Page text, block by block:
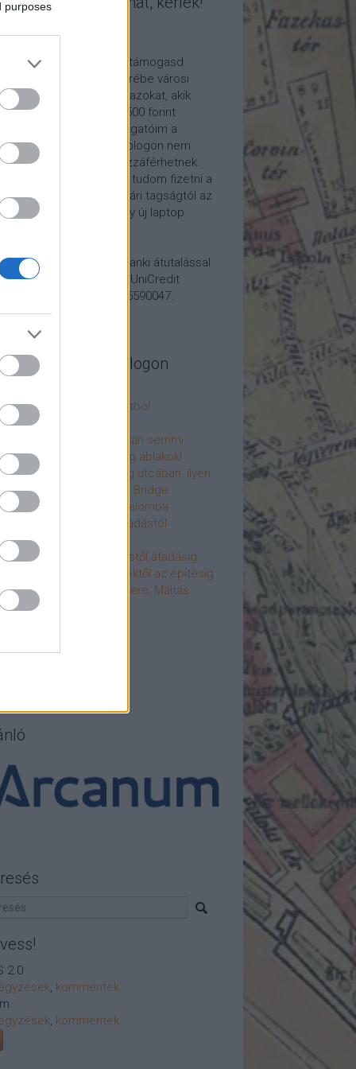
purposes
tetszik a blogom, kérlek támogasd
anyagilag is! Cserébe városi
hívom meg időnként azokat, akik
havi 5 euró vagy 2500 forint
küldenek. Támogatóim a
on exkluzív, a blogon nem
tartalmakhoz is hozzáférhetnek.
segítségével tudom fizetni a
költségeit a könyvtári tagságtól az
előfizetésen át egy új laptop
egyszerű banki átutalással
Papp Géza, UniCredit
10918001-00000022-65590047.
Fővárosi Blog
cikkek a blogon
fogorvosi rendelő a múltból
a 4-es metrón
tervezik, megígérik, aztán semmi
újjászülettek az ólomüveg ablakok!
terek a Mérleg utcában: ilyen
a Mamaison Hotel Chain Bridge
költözött a Hengermalomba
története: az átadástól
története: építéstől átadásig
története: ötletektől az építésig
elfeledett mestere, Máltás
2.0
, kommentek
, kommentek